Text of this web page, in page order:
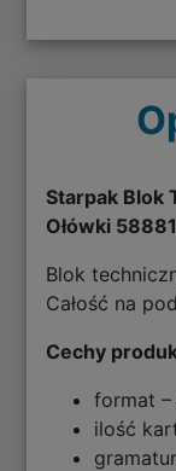
Starpak Blok
Ołówki
Blok
Całość na
Cechy
format –
ilość